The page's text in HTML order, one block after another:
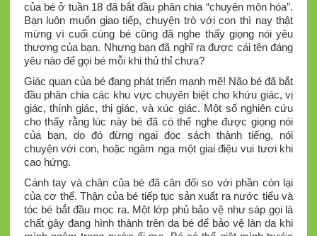
của bé ở tuần 18 đã bắt đầu phân chia “chuyên môn hóa”.
Bạn luôn muốn giao tiếp, chuyện trò với con thì nay thật
mừng vì cuối cùng bé cũng đã nghe thấy giọng nói yêu
thương của bạn. Nhưng bạn đã nghĩ ra được cái tên đáng
yêu nào để gọi bé mỗi khi thủ thỉ chưa?
Giác quan của bé đang phát triển mạnh mẽ! Não bé đã bắt
đầu phân chia các khu vực chuyên biệt cho khứu giác, vị
giác, thính giác, thị giác, và xúc giác. Một số nghiên cứu
cho thấy rằng lúc này bé đã có thể nghe được giọng nói
của bạn, do đó đừng ngại đọc sách thành tiếng, nói
chuyện với con, hoặc ngâm nga một giai điệu vui tươi khi
cao hứng.
Cánh tay và chân của bé đã cân đối so với phần còn lại
của cơ thể. Thận của bé tiếp tục sản xuất ra nước tiểu và
tóc bé bắt đầu mọc ra. Một lớp phủ bảo vệ như sáp gọi là
chất gây đang hình thành trên da bé để bảo vệ làn da khi